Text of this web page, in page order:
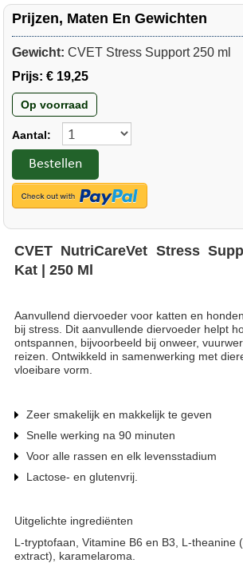
Prijzen, Maten En Gewichten
Gewicht: CVET Stress Support 250 ml
Prijs: € 19,25
Op voorraad
Aantal:
Bestellen
CVET NutriCareVet Stress
Kat | 250 Ml
Aanvullend diervoeder voor katten en
bij stress. Dit aanvullende diervoeder helpt
ontspannen, bijvoorbeeld bij onweer,
reizen. Ontwikkeld in samenwerking met
vloeibare vorm.
Zeer smakelijk en makkelijk te geven
Snelle werking na 90 minuten
Voor alle rassen en elk levensstadium
Lactose- en glutenvrij.
Uitgelichte ingrediënten
L-tryptofaan, Vitamine B6 en B3, L-theanine
extract), karamelaroma.